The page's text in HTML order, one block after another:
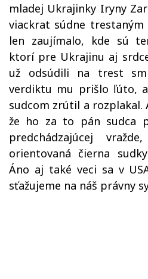
mladej Ukrajinky Iryny
viackrat súdne
len zaujímalo, kde sú
ktorí pre Ukrajinu aj
už odsúdili na trest
verdiktu mu prišlo ľúto,
sudcom zrútil a rozplakal.
že ho za to pán sudca
predchádzajúcej
orientovaná čierna
Áno aj také veci sa v
sťažujeme na náš právny